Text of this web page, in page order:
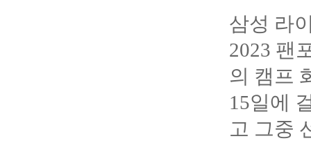
삼성 라
2023 팬
의 캠프
15일에
고 그중